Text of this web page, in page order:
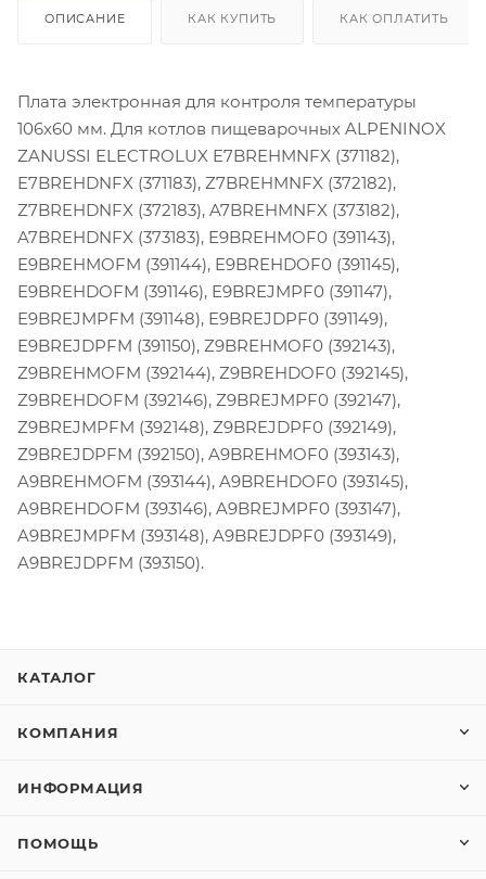
ОПИСАНИЕ КАК КУПИТЬ КАК ОПЛАТИТЬ
Плата электронная для контроля температуры
106x60 мм. Для котлов пищеварочных ALPENINOX
ZANUSSI ELECTROLUX E7BREHMNFX (371182),
E7BREHDNFX (371183), Z7BREHMNFX (372182),
Z7BREHDNFX (372183), A7BREHMNFX (373182),
A7BREHDNFX (373183), E9BREHMOF0 (391143),
E9BREHMOFM (391144), E9BREHDOF0 (391145),
E9BREHDOFM (391146), E9BREJMPF0 (391147),
E9BREJMPFM (391148), E9BREJDPF0 (391149),
E9BREJDPFM (391150), Z9BREHMOF0 (392143),
Z9BREHMOFM (392144), Z9BREHDOF0 (392145),
Z9BREHDOFM (392146), Z9BREJMPF0 (392147),
Z9BREJMPFM (392148), Z9BREJDPF0 (392149),
Z9BREJDPFM (392150), A9BREHMOF0 (393143),
A9BREHMOFM (393144), A9BREHDOF0 (393145),
A9BREHDOFM (393146), A9BREJMPF0 (393147),
A9BREJMPFM (393148), A9BREJDPF0 (393149),
A9BREJDPFM (393150).
КАТАЛОГ
КОМПАНИЯ
ИНФОРМАЦИЯ
ПОМОЩЬ